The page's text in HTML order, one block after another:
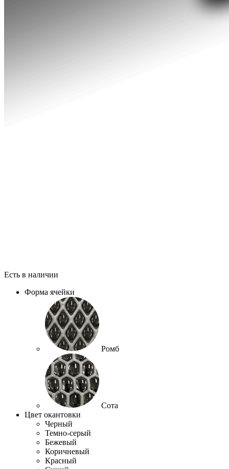
Есть в наличии
Форма ячейки
Ромб
Сота
Цвет окантовки
Черный
Темно-серый
Бежевый
Коричневый
Красный